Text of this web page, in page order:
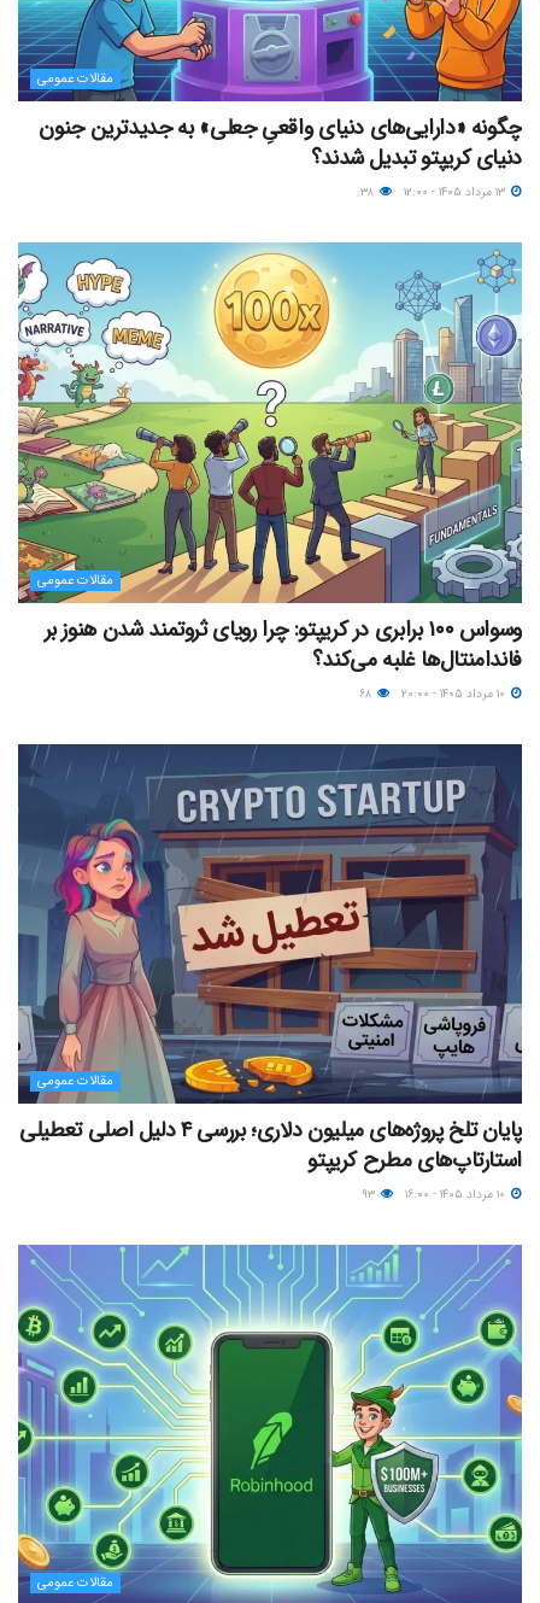
مقالات عمومی
چگونه «دارایی‌های دنیای واقعیِ جعلی» به جدیدترین جنون
دنیای کریپتو تبدیل شدند؟
مقالات عمومی
وسواس ۱۰۰ برابری در کریپتو: چرا رویای ثروتمند شدن هنوز بر
فاندامنتال‌ها غلبه می‌کند؟
مقالات عمومی
پایان تلخ پروژه‌های میلیون دلاری؛ بررسی ۴ دلیل اصلی تعطیلی
استارتاپ‌های مطرح کریپتو
مقالات عمومی